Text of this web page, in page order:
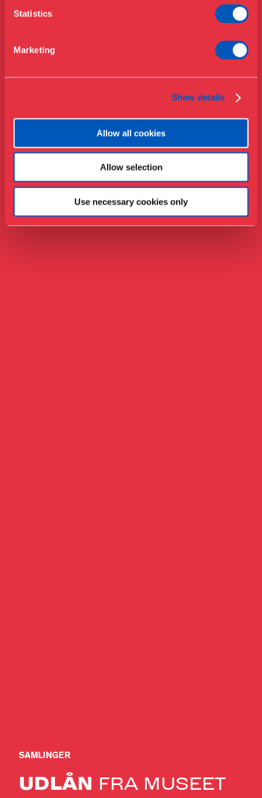
Statistics
Marketing
Show details
Allow all cookies
Allow selection
Use necessary cookies only
SAMLINGER
UDLÅN FRA MUSEET